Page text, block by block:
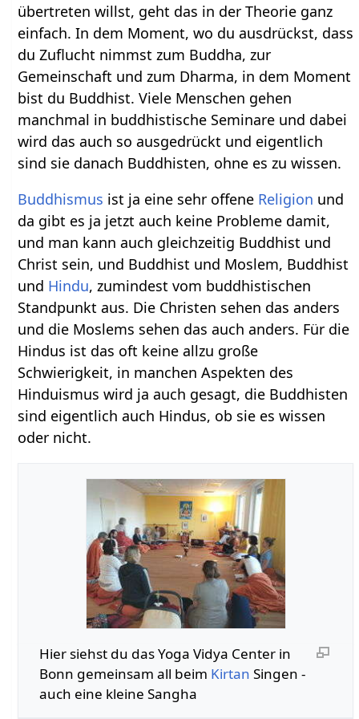
übertreten willst, geht das in der Theorie ganz
einfach. In dem Moment, wo du ausdrückst, dass
du Zuflucht nimmst zum Buddha, zur
Gemeinschaft und zum Dharma, in dem Moment
bist du Buddhist. Viele Menschen gehen
manchmal in buddhistische Seminare und dabei
wird das auch so ausgedrückt und eigentlich
sind sie danach Buddhisten, ohne es zu wissen.
Buddhismus ist ja eine sehr offene Religion und
da gibt es ja jetzt auch keine Probleme damit,
und man kann auch gleichzeitig Buddhist und
Christ sein, und Buddhist und Moslem, Buddhist
und Hindu, zumindest vom buddhistischen
Standpunkt aus. Die Christen sehen das anders
und die Moslems sehen das auch anders. Für die
Hindus ist das oft keine allzu große
Schwierigkeit, in manchen Aspekten des
Hinduismus wird ja auch gesagt, die Buddhisten
sind eigentlich auch Hindus, ob sie es wissen
oder nicht.
Hier siehst du das Yoga Vidya Center in
Bonn gemeinsam all beim Kirtan Singen -
auch eine kleine Sangha